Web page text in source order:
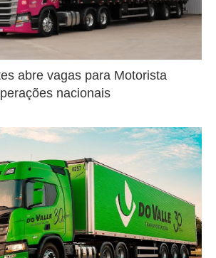
abre vagas para Motorista
nacionais